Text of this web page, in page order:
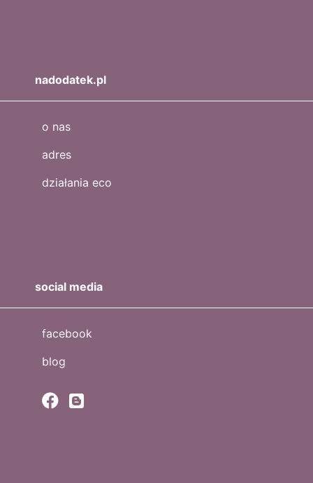
nadodatek.pl
o nas
adres
działania eco
social media
facebook
blog